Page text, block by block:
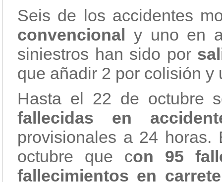
Seis de los accidentes
convencional y uno en
siniestros han sido por
que añadir 2 por colisión y
Hasta el 22 de octubre
fallecidas en
provisionales a 24 horas.
octubre que con 95
fallecimientos en